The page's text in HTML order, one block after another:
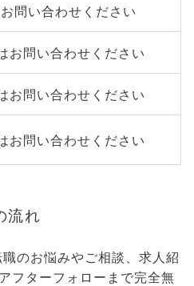
問い合わせください
お問い合わせください
お問い合わせください
お問い合わせください
流れ
のお悩みやご相談、求人紹
フターフォローまで完全無